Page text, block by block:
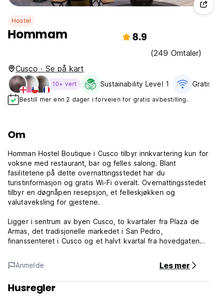
Hostel
Hommam 8.9
(249 Omtaler)
Cusco · Se på kart
10+ vert Sustainability Level 1 Gratis
Bestill mer enn 2 dager i forveien for gratis avbestilling.
Om
Homman Hostel Boutique i Cusco tilbyr innkvartering kun for
voksne med restaurant, bar og felles salong. Blant
fasilitetene på dette overnattingsstedet har du
turistinformasjon og gratis Wi-Fi overalt. Overnattingsstedet
tilbyr en døgnåpen resepsjon, et felleskjøkken og
valutaveksling for gjestene.
Ligger i sentrum av byen Cusco, to kvartaler fra Plaza de
Armas, det tradisjonelle markedet i San Pedro,
finanssenteret i Cusco og et halvt kvartal fra hovedgaten
vandrerhjemmet er Central Market, La Merced-kirken og
Church of the Company.
Boenhetene på vandrerhjemmet har felles bad og
Anmelde Les mer
Husregler